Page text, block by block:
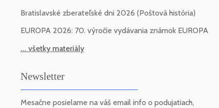
Bratislavské zberateľské dni 2026 (Poštová história)
EUROPA 2026: 70. výročie vydávania známok EUROPA
... všetky materiály
Newsletter
Mesačne posielame na váš email info o podujatiach,